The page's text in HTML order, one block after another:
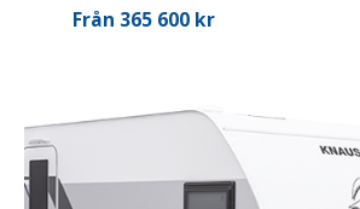
Från 365 600 kr